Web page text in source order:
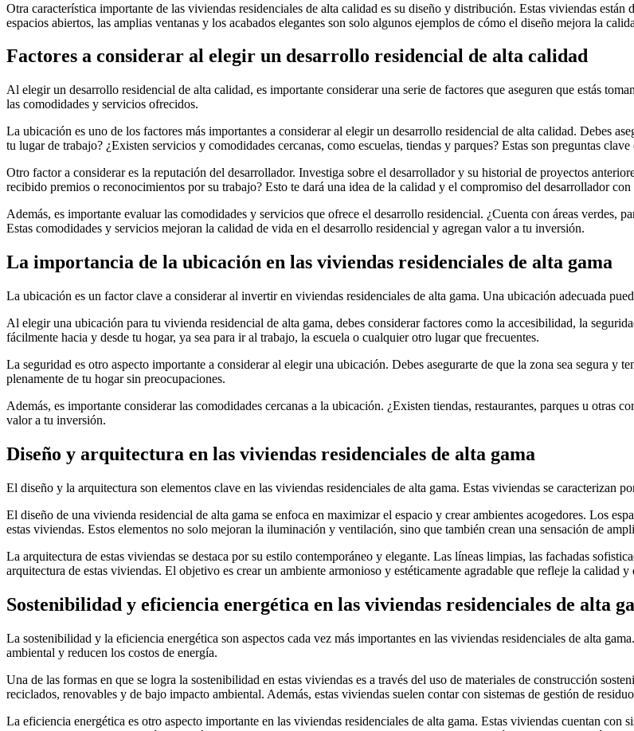
Otra característica importante de las viviendas residenciales de alta calidad es su diseño y distribución. Estas viviendas
espacios abiertos, las amplias ventanas y los acabados elegantes son solo algunos ejemplos de cómo el diseño mejora la
Factores a considerar al elegir un desarrollo residencial de alta calidad
Al elegir un desarrollo residencial de alta calidad, es importante considerar una serie de factores que aseguren que estás
las comodidades y servicios ofrecidos.
La ubicación es uno de los factores más importantes a considerar al elegir un desarrollo residencial de alta calidad. Debes
tu lugar de trabajo? ¿Existen servicios y comodidades cercanas, como escuelas, tiendas y parques? Estas son preguntas
Otro factor a considerar es la reputación del desarrollador. Investiga sobre el desarrollador y su historial de proyectos
recibido premios o reconocimientos por su trabajo? Esto te dará una idea de la calidad y el compromiso del desarrollador
Además, es importante evaluar las comodidades y servicios que ofrece el desarrollo residencial. ¿Cuenta con áreas verdes,
Estas comodidades y servicios mejoran la calidad de vida en el desarrollo residencial y agregan valor a tu inversión.
La importancia de la ubicación en las viviendas residenciales de alta gama
La ubicación es un factor clave a considerar al invertir en viviendas residenciales de alta gama. Una ubicación adecuada
Al elegir una ubicación para tu vivienda residencial de alta gama, debes considerar factores como la accesibilidad, la
fácilmente hacia y desde tu hogar, ya sea para ir al trabajo, la escuela o cualquier otro lugar que frecuentes.
La seguridad es otro aspecto importante a considerar al elegir una ubicación. Debes asegurarte de que la zona sea segura
plenamente de tu hogar sin preocupaciones.
Además, es importante considerar las comodidades cercanas a la ubicación. ¿Existen tiendas, restaurantes, parques u otras
valor a tu inversión.
Diseño y arquitectura en las viviendas residenciales de alta gama
El diseño y la arquitectura son elementos clave en las viviendas residenciales de alta gama. Estas viviendas se caracterizan
El diseño de una vivienda residencial de alta gama se enfoca en maximizar el espacio y crear ambientes acogedores. Los
estas viviendas. Estos elementos no solo mejoran la iluminación y ventilación, sino que también crean una sensación de
La arquitectura de estas viviendas se destaca por su estilo contemporáneo y elegante. Las líneas limpias, las fachadas
arquitectura de estas viviendas. El objetivo es crear un ambiente armonioso y estéticamente agradable que refleje la calidad
Sostenibilidad y eficiencia energética en las viviendas residenciales de alta
La sostenibilidad y la eficiencia energética son aspectos cada vez más importantes en las viviendas residenciales de alta
ambiental y reducen los costos de energía.
Una de las formas en que se logra la sostenibilidad en estas viviendas es a través del uso de materiales de construcción
reciclados, renovables y de bajo impacto ambiental. Además, estas viviendas suelen contar con sistemas de gestión de
La eficiencia energética es otro aspecto importante en las viviendas residenciales de alta gama. Estas viviendas cuentan